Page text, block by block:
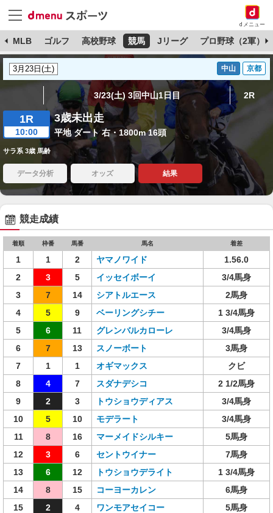
dメニュー
MLB ゴルフ 高校野球 競馬 Jリーグ プロ野球（2軍）
中山 京都
3/23(土) 3回中山1日目 2R
1R
10:00
3歳未出走
平地 ダート 右・1800m 16頭
サラ系 3歳 馬齢
データ分析 オッズ 結果
競走成績
着順 枠番 馬番 馬名 着差
1 1 2 ヤマノワイド
1.56.0
2
3 5 イッセイボーイ
3/4馬身
3
7 14 シアトルエース
2馬身
4
5 9 ベーリングシチー
1 3/4馬身
5
6 11 グレンバルカローレ
3/4馬身
6
7 13 スノーボート
3馬身
7
1 1 オギマックス
クビ
8
4 7 スダナデシコ
2 1/2馬身
9
2 3 トウショウディアス
3/4馬身
10
5 10 モデラート
3/4馬身
11
8 16 マーメイドシルキー
5馬身
12
3 6 セントウイナー
7馬身
13
6 12 トウショウデライト
1 3/4馬身
14
8 15 コーヨーカレン
6馬身
15
2 4 ワンモアセイコー
5馬身